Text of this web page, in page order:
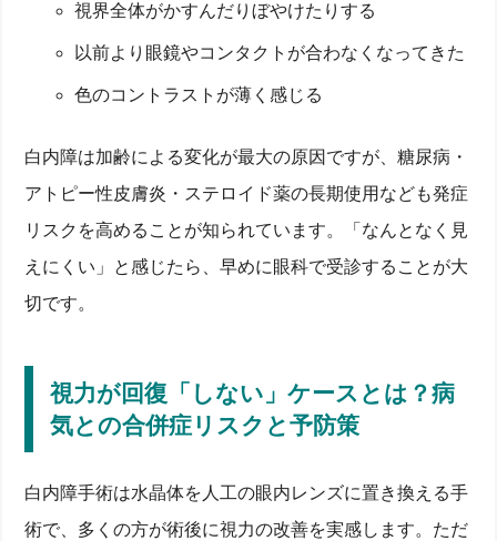
視界全体がかすんだりぼやけたりする
以前より眼鏡やコンタクトが合わなくなってきた
色のコントラストが薄く感じる
白内障は加齢による変化が最大の原因ですが、糖尿病・
アトピー性皮膚炎・ステロイド薬の長期使用なども発症
リスクを高めることが知られています。「なんとなく見
えにくい」と感じたら、早めに眼科で受診することが大
切です。
視力が回復「しない」ケースとは？病
気との合併症リスクと予防策
白内障手術は水晶体を人工の眼内レンズに置き換える手
術で、多くの方が術後に視力の改善を実感します。ただ